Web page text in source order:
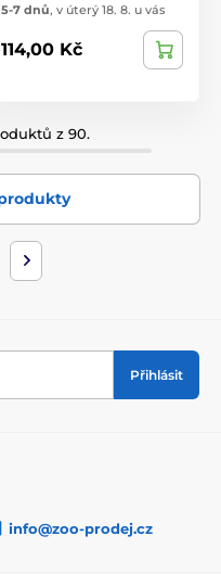
5-7 dnů, v úterý 18. 8. u vás
114,00 Kč
z 90.
Přihlásit
info@zoo-prodej.cz